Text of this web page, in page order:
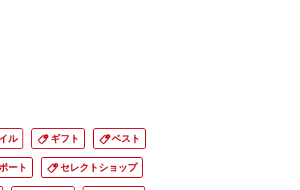
ル ギフト ベスト
ート セレクトショップ